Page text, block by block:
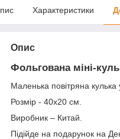
Характеристики
Опис
Фольгована міні-
Маленька повітряна
Розмір - 40х20 см.
Виробник – Китай.
Підійде на подарунок на